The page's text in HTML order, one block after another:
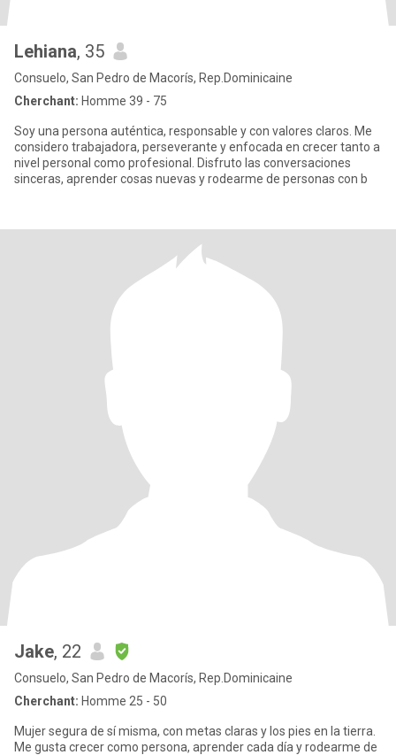
Lehiana, 35
Consuelo, San Pedro de Macorís, Rep.Dominicaine
Cherchant: Homme 39 - 75
Soy una persona auténtica, responsable y con valores claros. Me
considero trabajadora, perseverante y enfocada en crecer tanto a
nivel personal como profesional. Disfruto las conversaciones
sinceras, aprender cosas nuevas y rodearme de personas con b
Jake, 22
Consuelo, San Pedro de Macorís, Rep.Dominicaine
Cherchant: Homme 25 - 50
Mujer segura de sí misma, con metas claras y los pies en la tierra.
Me gusta crecer como persona, aprender cada día y rodearme de